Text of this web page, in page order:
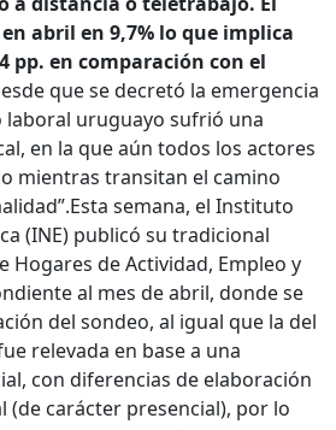
abril en 9,7% lo que implica
pp. en comparación con el
que se decretó la emergencia
laboral uruguayo sufrió una
en la que aún todos los actores
mientras transitan el camino
Esta semana, el Instituto
(INE) publicó su tradicional
Hogares de Actividad, Empleo y
al mes de abril, donde se
del sondeo, al igual que la del
relevada en base a una
con diferencias de elaboración
(de carácter presencial), por lo